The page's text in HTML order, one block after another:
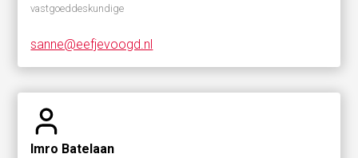
vastgoeddeskundige
sanne@eefjevoogd.nl
Imro Batelaan